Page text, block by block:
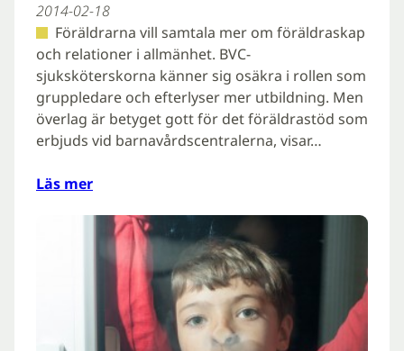
2014-02-18
Föräldrarna vill samtala mer om föräldraskap
och relationer i allmänhet. BVC-
sjuksköterskorna känner sig osäkra i rollen som
gruppledare och efterlyser mer utbildning. Men
överlag är betyget gott för det föräldrastöd som
erbjuds vid barnavårdscentralerna, visar…
Läs mer